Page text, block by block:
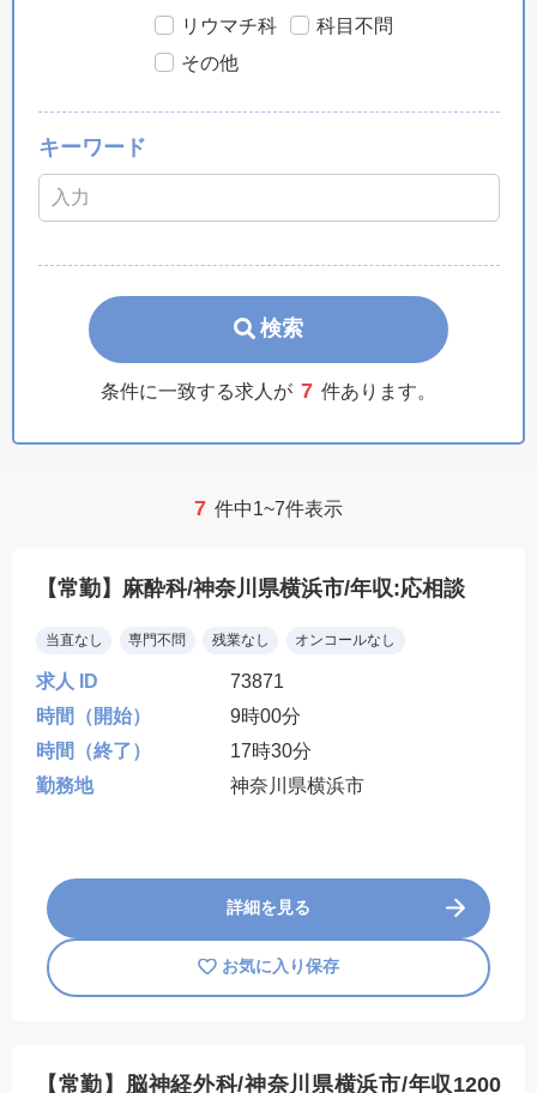
リウマチ科
科目不問
その他
キーワード
検索
条件に一致する求人が 7 件あります。
7 件中1~7件表示
【常勤】麻酔科/神奈川県横浜市/年収:応相談
当直なし 専門不問 残業なし オンコールなし
求人 ID
73871
時間（開始）
9時00分
時間（終了）
17時30分
勤務地
神奈川県横浜市
詳細を見る
お気に入り保存
【常勤】脳神経外科/神奈川県横浜市/年収1200